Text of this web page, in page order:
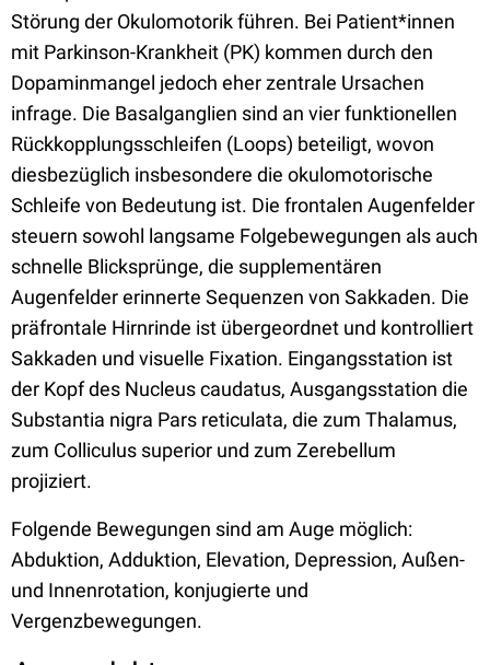
Störung der Okulomotorik führen. Bei Patient*innen
mit Parkinson-Krankheit (PK) kommen durch den
Dopaminmangel jedoch eher zentrale Ursachen
infrage. Die Basalganglien sind an vier funktionellen
Rückkopplungsschleifen (Loops) beteiligt, wovon
diesbezüglich insbesondere die okulomotorische
Schleife von Bedeutung ist. Die frontalen Augenfelder
steuern sowohl langsame Folgebewegungen als auch
schnelle Blicksprünge, die supplementären
Augenfelder erinnerte Sequenzen von Sakkaden. Die
präfrontale Hirnrinde ist übergeordnet und kontrolliert
Sakkaden und visuelle Fixation. Eingangsstation ist
der Kopf des Nucleus caudatus, Ausgangsstation die
Substantia nigra Pars reticulata, die zum Thalamus,
zum Colliculus superior und zum Zerebellum
projiziert.
Folgende Bewegungen sind am Auge möglich:
Abduktion, Adduktion, Elevation, Depression, Außen-
und Innenrotation, konjugierte und
Vergenzbewegungen.